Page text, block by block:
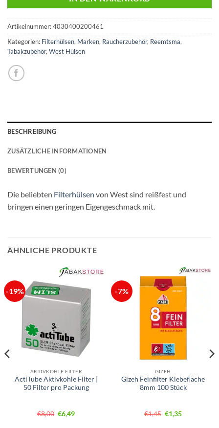
Artikelnummer:4030400200461
Kategorien: Filterhülsen, Marken, Raucherzubehör, Reemtsma,
Tabakzubehör, West Hülsen
BESCHREIBUNG
ZUSÄTZLICHE INFORMATIONEN
BEWERTUNGEN (0)
Die beliebten Filterhülsen von West sind reißfest und
bringen einen geringen Eigengeschmack mit.
ÄHNLICHE PRODUKTE
-19%
AKTIVKOHLE FILTER
ActiTube Aktivkohle Filter |
50 Filter pro Packung
€8,00 Ursprünglicher
Preis
€6,49Aktueller
-7%
GIZEH
Gizeh Feinfilter Klebefläche
8mm 100 Stück
€1,45 Ursprünglicher
Preis
€1,35Aktueller